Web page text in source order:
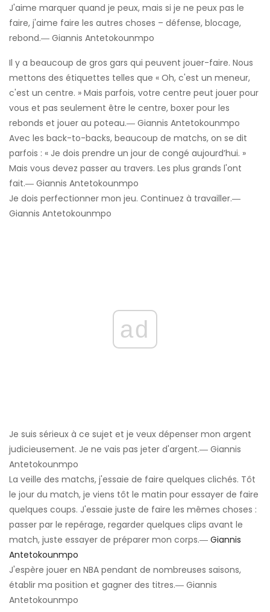
J'aime marquer quand je peux, mais si je ne peux pas le
faire, j'aime faire les autres choses – défense, blocage,
rebond.― Giannis Antetokounmpo
Il y a beaucoup de gros gars qui peuvent jouer-faire. Nous
mettons des étiquettes telles que « Oh, c'est un meneur,
c'est un centre. » Mais parfois, votre centre peut jouer pour
vous et pas seulement être le centre, boxer pour les
rebonds et jouer au poteau.― Giannis Antetokounmpo
Avec les back-to-backs, beaucoup de matchs, on se dit
parfois : « Je dois prendre un jour de congé aujourd’hui. »
Mais vous devez passer au travers. Les plus grands l'ont
fait.― Giannis Antetokounmpo
Je dois perfectionner mon jeu. Continuez à travailler.―
Giannis Antetokounmpo
ad
Je suis sérieux à ce sujet et je veux dépenser mon argent
judicieusement. Je ne vais pas jeter d'argent.― Giannis
Antetokounmpo
La veille des matchs, j'essaie de faire quelques clichés. Tôt
le jour du match, je viens tôt le matin pour essayer de faire
quelques coups. J'essaie juste de faire les mêmes choses :
passer par le repérage, regarder quelques clips avant le
match, juste essayer de préparer mon corps.― Giannis
Antetokounmpo
J'espère jouer en NBA pendant de nombreuses saisons,
établir ma position et gagner des titres.― Giannis
Antetokounmpo